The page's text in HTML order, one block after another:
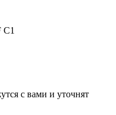
C1
с вами и уточнят